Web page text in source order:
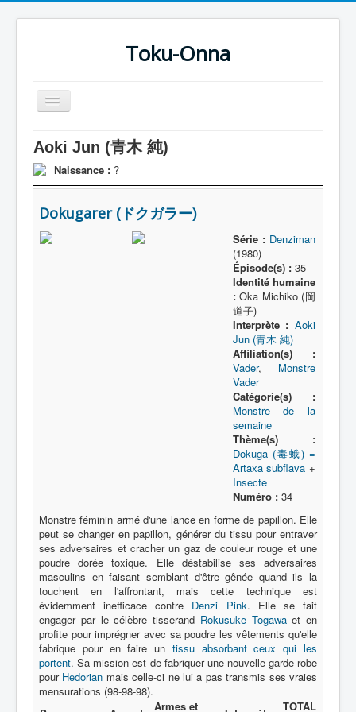
Toku-Onna
Basculer
la
Accueil
Toku-Actrices
Toku-Critiques
Séries
Films
Équipement
Mecha
Objet
Lieu
Épisode
Référence
Fanservice
Aoki Jun (青木 純)
Naissance : ?
Dokugarer (ドクガラー)
Série : Denziman
(1980)
Épisode(s) :35
Identité humaine
:Oka Michiko (岡
道子)
Interprète : Aoki
Jun (青木 純)
Affiliation(s) :
Vader, Monstre
Vader
Catégorie(s) :
Monstre de la
semaine
Thème(s) :
Dokuga (毒蛾) =
Artaxa subflava +
Insecte
Numéro :34
Monstre féminin armé d'une lance en forme de papillon. Elle
peut se changer en papillon, générer du tissu pour entraver
ses adversaires et cracher un gaz de couleur rouge et une
poudre dorée toxique. Elle déstabilise ses adversaires
masculins en faisant semblant d'être gênée quand ils la
touchent en l'affrontant, mais cette technique est
évidemment inefficace contre Denzi Pink. Elle se fait
engager par le célèbre tisserand Rokusuke Togawaet en
profite pour imprégner avec sa poudre les vêtements qu'elle
fabrique pour en faire un tissu absorbant ceux qui les
portent. Sa mission est de fabriquer une nouvelle garde-robe
pour Hedorian mais celle-ci ne lui a pas transmis ses vraies
mensurations (98-98-98).
Armes et TOTAL